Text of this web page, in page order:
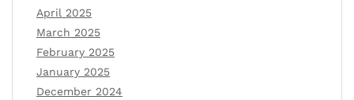
April 2025
March 2025
February 2025
January 2025
December 2024